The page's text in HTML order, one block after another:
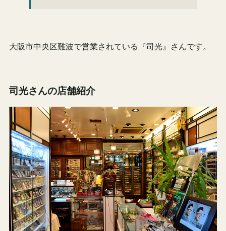
大阪市中央区難波で営業されている『司光』さんです。
司光さんの店舗紹介